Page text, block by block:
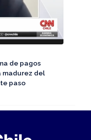
de pagos
madurez del
paso